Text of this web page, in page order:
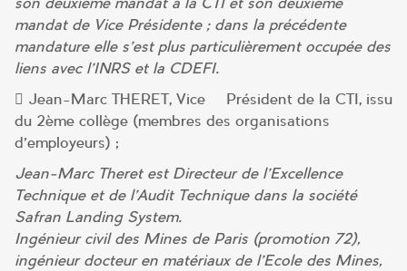
mandat de Vice Présidente ; dans la précédente
mandature elle s’est plus particulièrement occupée des
liens avec l’INRS et la CDEFI.
 Jean-Marc THERET, Vice – Président de la CTI, issu
du 2ème collège (membres des organisations
d’employeurs) ;
Jean-Marc Theret est Directeur de l’Excellence
Technique et de l’Audit Technique dans la société
Safran Landing System.
Ingénieur civil des Mines de Paris (promotion 72),
ingénieur docteur en matériaux de l’Ecole des Mines,